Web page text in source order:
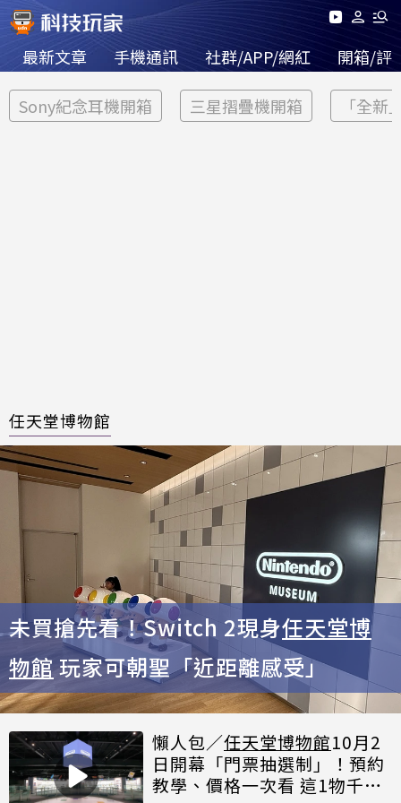
最新文章 手機通訊 社群/APP/網紅 開箱/評
Sony紀念耳機開箱 三星摺疊機開箱 「全新
任天堂博物館
未買搶先看！Switch 2現身任天堂博
物館玩家可朝聖「近距離感受」
懶人包／任天堂博物館10月2
日開幕「門票抽選制」！預約
教學、價格一次看 這1物千萬